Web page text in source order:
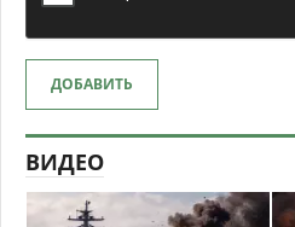
ДОБАВИТЬ
ВИДЕО